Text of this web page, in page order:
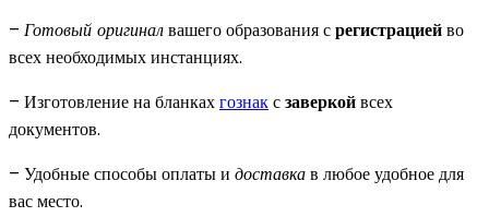
– Готовый оригиналвашего образования срегистрациейво
всех необходимых инстанциях.
– Изготовление на бланкахгознаксзаверкойвсех
документов.
– Удобные способы оплаты и доставкав любое удобное для
вас место.